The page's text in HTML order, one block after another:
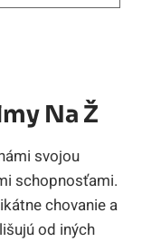
Na Ž
svojou
schopnosťami.
chovanie a
od iných